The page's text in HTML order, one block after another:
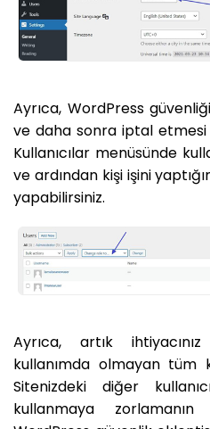
Ayrıca, WordPress
ve daha sonra iptal etmesi
Kullanıcılar menüsünde
ve ardından kişi işini
yapabilirsiniz.
Ayrıca, artık
kullanımda olmayan tüm
Sitenizdeki diğer
kullanmaya